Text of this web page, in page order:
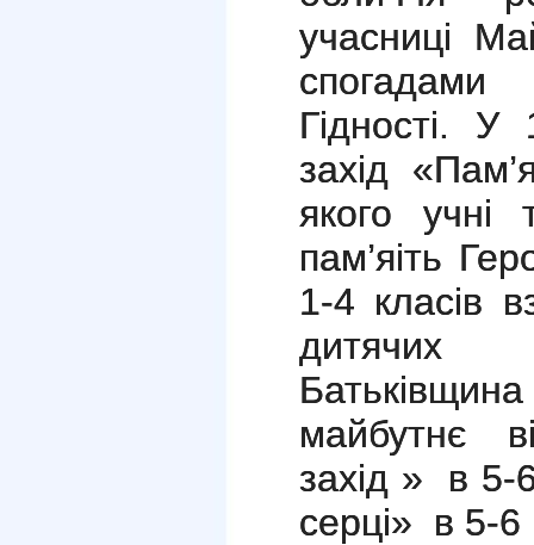
учасниці
спогадами
Гідності.
захід
якого учні
пам’яіть
1-4 класів
майбутнє
захід » в 5-
серці» в 5-6